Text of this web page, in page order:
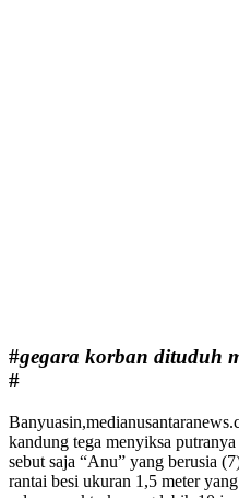
#gegara korban dituduh
#
kandung tega menyiksa
sebut saja “Anu” yang berusia
rantai besi ukuran 1,5 meter